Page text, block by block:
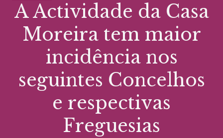
A Actividade da Casa
Moreira tem maior
incidência nos
seguintes Concelhos
e respectivas
Freguesias